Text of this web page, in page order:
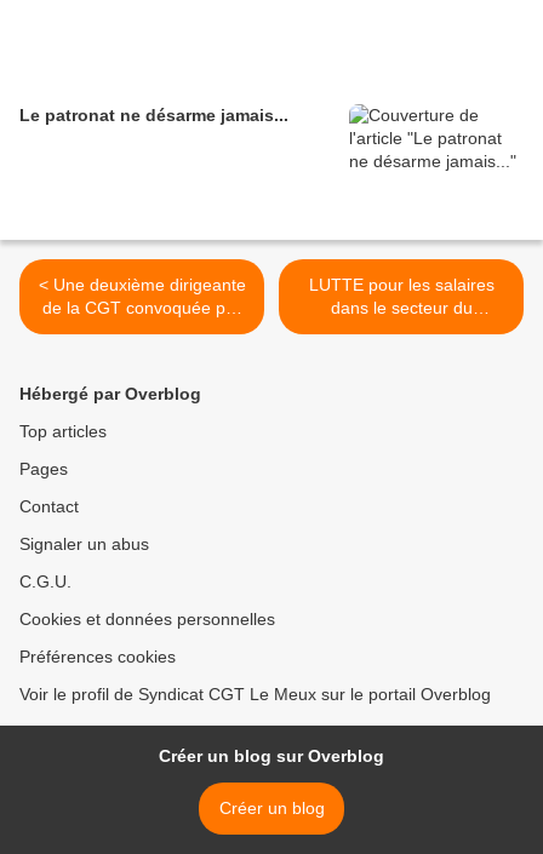
Le patronat ne désarme jamais...
< Une deuxième dirigeante
de la CGT convoquée par
la gendarmerie
LUTTE pour les salaires
dans le secteur du
commerce >
Hébergé par Overblog
Top articles
Pages
Contact
Signaler un abus
C.G.U.
Cookies et données personnelles
Préférences cookies
Voir le profil de Syndicat CGT Le Meux sur le portail Overblog
Créer un blog sur Overblog
Créer un blog